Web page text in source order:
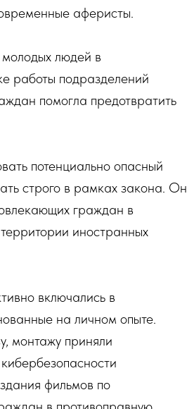
аферисты.
людей в
работы подразделений
помогла предотвратить
потенциально опасный
строго в рамках закона. Он
граждан в
иностранных
включались в
на личном опыте.
монтажу приняли
фильмов по